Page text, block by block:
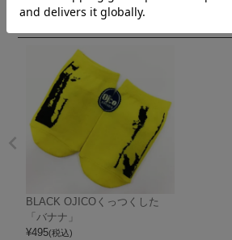
最近閲覧した商品
BLACK OJICOくっつくした
「バナナ」
¥495(税込)